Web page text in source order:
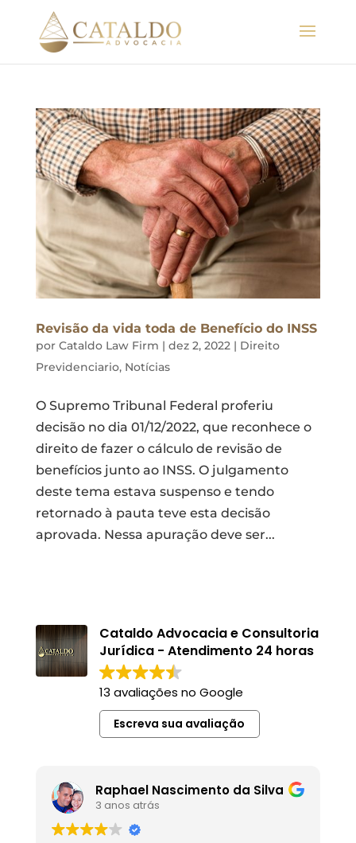
Revisão da vida toda de Benefício do INSS
por Cataldo Law Firm | dez 2, 2022| Direito
Previdenciario, Notícias
O Supremo Tribunal Federal proferiu
decisão no dia 01/12/2022, que reconhece o
direito de fazer o cálculo de revisão de
benefícios junto ao INSS. O julgamento
deste tema estava suspenso e tendo
retornado à pauta teve esta decisão
aprovada. Nessa apuração deve ser...
Cataldo Advocacia e Consultoria
Jurídica - Atendimento 24 horas
13 avaliações no Google
Escreva sua avaliação
Raphael Nascimento da Silva
3 anos atrás